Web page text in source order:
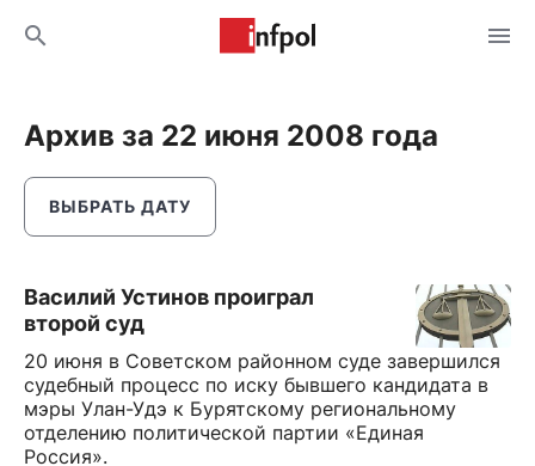
Архив за 22 июня 2008 года
ВЫБРАТЬ ДАТУ
Василий Устинов проиграл
второй суд
20 июня в Советском районном суде завершился
судебный процесс по иску бывшего кандидата в
мэры Улан-Удэ к Бурятскому региональному
отделению политической партии «Единая
Россия».